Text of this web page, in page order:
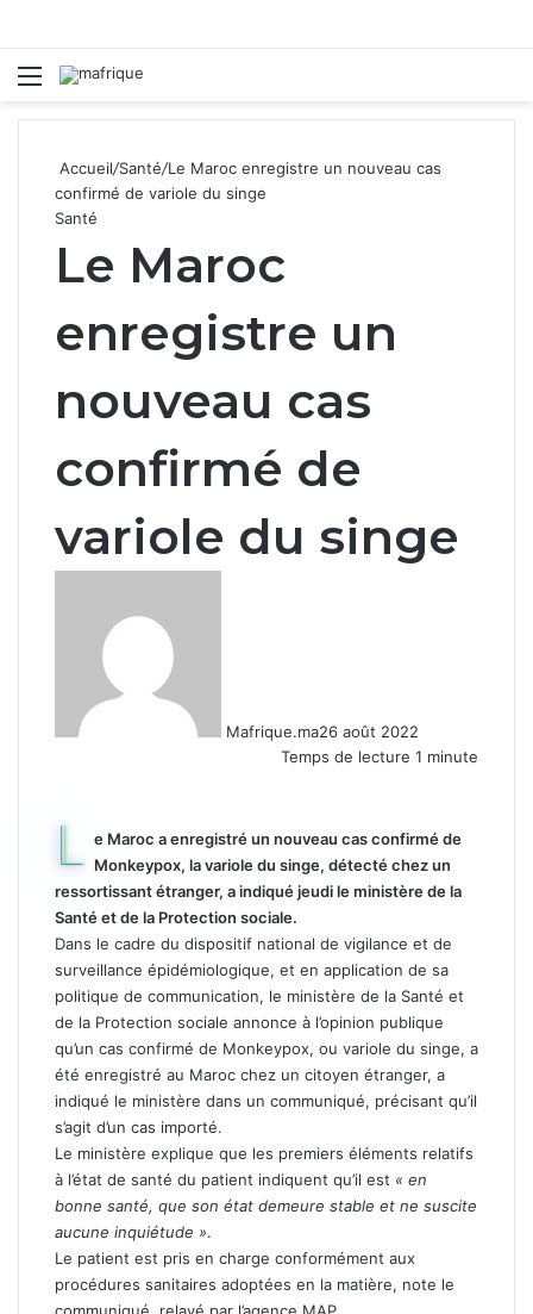
Menu
Accueil/Santé/Le Maroc enregistre un nouveau cas
confirmé de variole du singe
Santé
Le Maroc
enregistre un
nouveau cas
confirmé de
variole du singe
Mafrique.ma26 août 2022
Temps de lecture 1 minute
L e Maroc a enregistré un nouveau cas confirmé de
Monkeypox, la variole du singe, détecté chez un
ressortissant étranger, a indiqué jeudi le ministère de la
Santé et de la Protection sociale.
Dans le cadre du dispositif national de vigilance et de
surveillance épidémiologique, et en application de sa
politique de communication, le ministère de la Santé et
de la Protection sociale annonce à l’opinion publique
qu’un cas confirmé de Monkeypox, ou variole du singe, a
été enregistré au Maroc chez un citoyen étranger, a
indiqué le ministère dans un communiqué, précisant qu’il
s’agit d’un cas importé.
Le ministère explique que les premiers éléments relatifs
à l’état de santé du patient indiquent qu’il est « en
bonne santé, que son état demeure stable et ne suscite
aucune inquiétude ».
Le patient est pris en charge conformément aux
procédures sanitaires adoptées en la matière, note le